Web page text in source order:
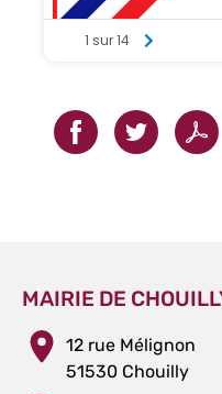
MAIRIE DE
12 rue Mélignon
51530 Chouilly